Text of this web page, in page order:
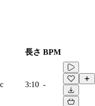
長さ BPM
3:10 -